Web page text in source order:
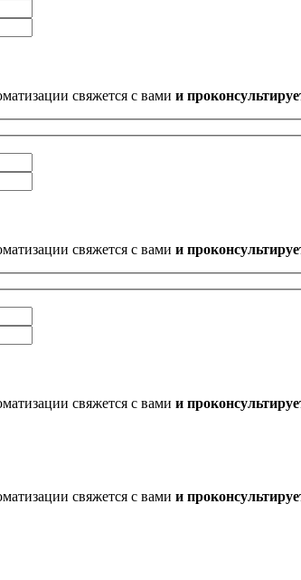
свяжется с вами и
свяжется с вами и
свяжется с вами и
свяжется с вами и